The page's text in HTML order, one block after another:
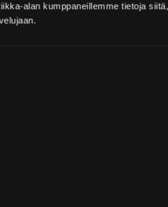
alan kumppaneillemme tietoja